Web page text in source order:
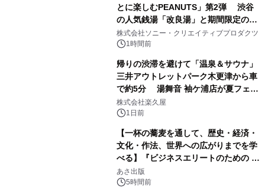
とに楽しむPEANUTS」第2弾 渋谷
の人気銭湯「改良湯」と期間限定のコ
ラボレーション サウナイキタイコラ
ボグッズも発売決定！
株式会社ソニー・クリエイティブプロダクツ
1時間前
帰りの渋滞を避けて「温泉＆サウナ」
三井アウトレットパーク木更津から車
で約5分 湯舞音 袖ケ浦店が夏フェア
メニューを提供
株式会社楽久屋
1日前
【一杯の蕎麦を通して、歴史・経済・
文化・作法、世界への広がりまでを学
べる】『ビジネスエリートのための 教
養としての蕎麦』2026年8月25日
（火）発売
あさ出版
5時間前